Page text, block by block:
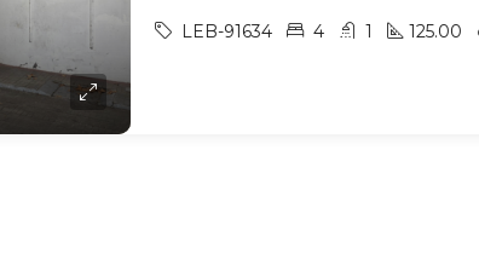
LEB-91634 4 1 125.00